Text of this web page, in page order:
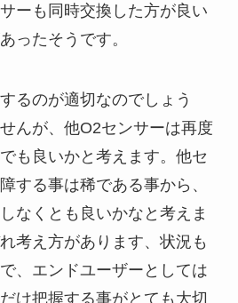
ーも同時交換した方が良い
ったそうです。
るのが適切なのでしょう
んが、他O2センサーは再度
も良いかと考えます。他セ
する事は稀である事から、
なくとも良いかなと考えま
考え方があります、状況も
、エンドユーザーとしては
け把握する事がとても大切